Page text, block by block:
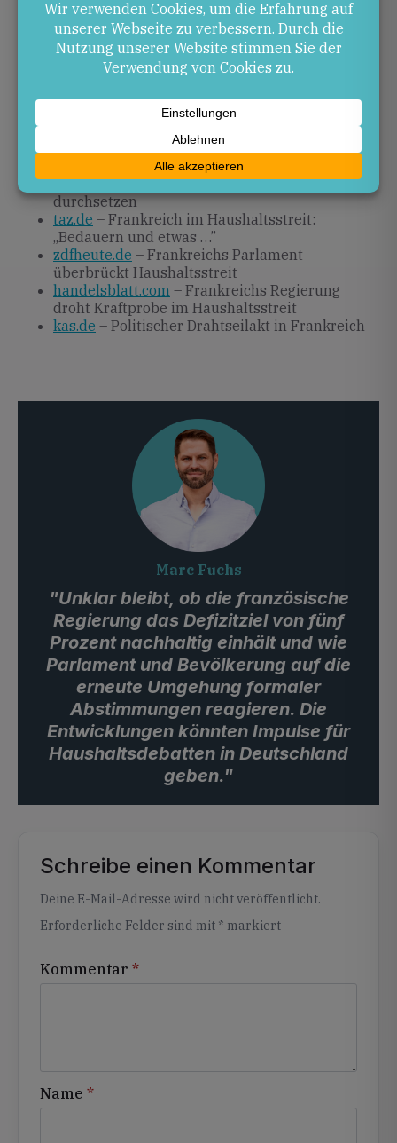
Umgehung formaler Abstimmungen reagieren. Die
Entwicklungen könnten Impulse für
Haushaltsdebatten in Deutschland geben.
– Frankreichs Premier will Haushalt
durchsetzen und Defizit senken
deutschlandfunk.de– Frankreichs Premier will
Etat 2026 ohne Zustimmung des Parlaments
durchsetzen
taz.de – Frankreich im Haushaltsstreit:
„Bedauern und etwas …”
zdfheute.de – Frankreichs Parlament
überbrückt Haushaltsstreit
handelsblatt.com – Frankreichs Regierung
droht Kraftprobe im Haushaltsstreit
kas.de – Politischer Drahtseilakt in Frankreich
Marc Fuchs
"Unklar bleibt, ob die französische
Regierung das Defizitziel von fünf
Prozent nachhaltig einhält und wie
Parlament und Bevölkerung auf die
erneute Umgehung formaler
Abstimmungen reagieren. Die
Entwicklungen könnten Impulse für
Haushaltsdebatten in Deutschland
geben."
Schreibe einen Kommentar
Deine E-Mail-Adresse wird nicht veröffentlicht.
Erforderliche Felder sind mit * markiert
Kommentar *
Name *
Alternative: